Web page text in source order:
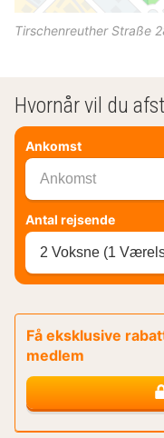
Tirschenreuther Straße
Hvornår vil du
Ankomst
Ankomst
Antal rejsende
2 Voksne (1
Få eksklusive
medlem